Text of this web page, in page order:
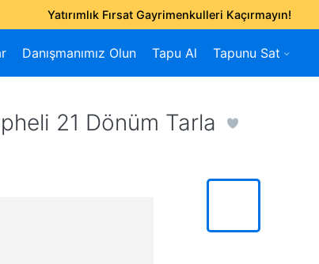
Yatırımlık Fırsat Gayrimenkulleri Kaçırmayın!
Danışmanımız Olun Tapu Al Tapunu Sat
21 Dönüm Tarla